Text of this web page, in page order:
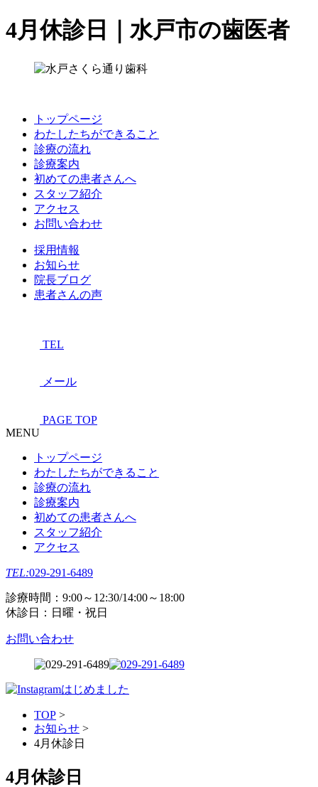
4月休診日｜水戸市の歯医者
トップページ
わたしたちができること
診療の流れ
診療案内
初めての患者さんへ
スタッフ紹介
アクセス
お問い合わせ
採用情報
お知らせ
院長ブログ
患者さんの声
TEL
メール
PAGE TOP
MENU
トップページ
わたしたちができること
診療の流れ
診療案内
初めての患者さんへ
スタッフ紹介
アクセス
TEL:029-291-6489
診療時間：9:00～12:30/14:00～18:00
休診日：日曜・祝日
お問い合わせ
TOP >
お知らせ >
4月休診日
4月休診日